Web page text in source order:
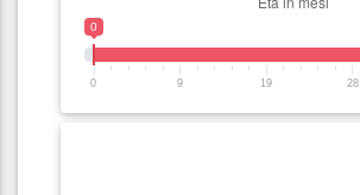
0
0 9 19 28